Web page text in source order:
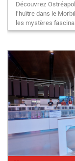
Découvrez
l'huître dans le
les mystères